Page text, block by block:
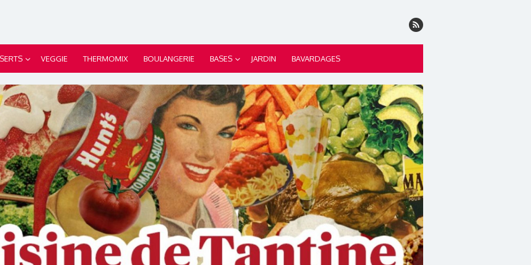
VEGGIE THERMOMIX BOULANGERIE BASES JARDIN BAVARDAGES